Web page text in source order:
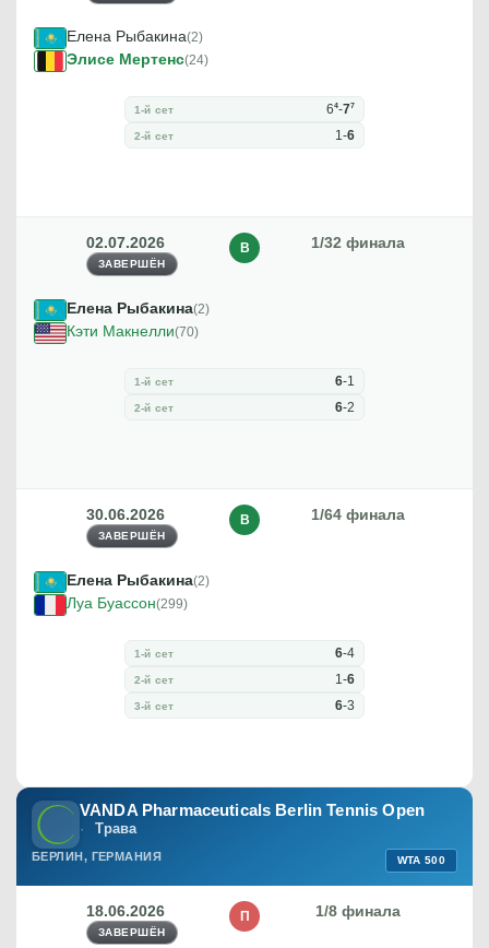
Елена Рыбакина(2)
Элисе Мертенс(24)
1-й сет 64-77
2-й сет 1-6
02.07.2026
ЗАВЕРШЁН
1/32 финала
В
Елена Рыбакина(2)
Кэти Макнелли(70)
1-й сет 6-1
2-й сет 6-2
30.06.2026
ЗАВЕРШЁН
1/64 финала
В
Елена Рыбакина(2)
Луа Буассон(299)
1-й сет 6-4
2-й сет 1-6
3-й сет 6-3
VANDA Pharmaceuticals Berlin Tennis Open
Трава
БЕРЛИН, ГЕРМАНИЯ WTA 500
18.06.2026
ЗАВЕРШЁН
1/8 финала
П